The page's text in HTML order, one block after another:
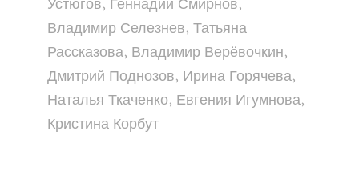
Владимир Селезнев, Татьяна
Рассказова, Владимир Верёвочкин,
Дмитрий Поднозов, Ирина Горячева,
Наталья Ткаченко, Евгения Игумнова,
Кристина Корбут